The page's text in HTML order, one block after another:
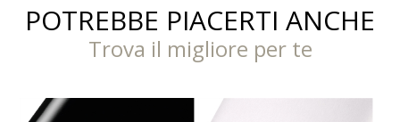
POTREBBE PIACERTI ANCHE
Trova il migliore per te